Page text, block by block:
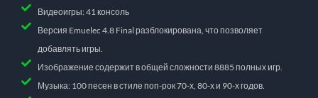
Видеоигры: 41 консоль
Версия Emuelec 4.8 Final разблокирована, что позволяет
добавлять игры.
Изображение содержит в общей сложности 8885 полных игр.
Музыка: 100 песен в стиле поп-рок 70-х, 80-х и 90-х годов.